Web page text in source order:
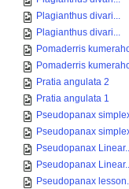
Plagianthus divari...
Plagianthus divari...
Pomaderris
Pomaderris
Pratia angulata 2
Pratia angulata 1
Pseudopanax
Pseudopanax
Pseudopanax
Pseudopanax
Pseudopanax